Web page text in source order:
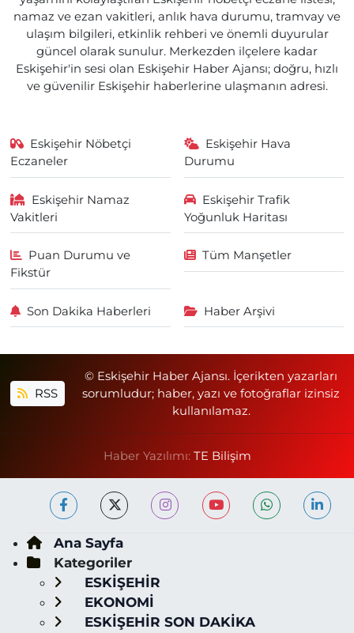
namaz ve ezan vakitleri, anlık hava durumu, tramvay ve
ulaşım bilgileri, etkinlik rehberi ve önemli duyurular
güncel olarak sunulur. Merkezden ilçelere kadar
Eskişehir'in sesi olan Eskişehir Haber Ajansı; doğru, hızlı
ve güvenilir Eskişehir haberlerine ulaşmanın adresi.
Eskişehir Nöbetçi
Eczaneler
Eskişehir Hava
Durumu
Eskişehir Namaz
Vakitleri
Eskişehir Trafik
Yoğunluk Haritası
Puan Durumu ve
Fikstür
Tüm Manşetler
Son Dakika Haberleri Haber Arşivi
RSS
© Eskişehir Haber Ajansı. İçerikten yazarları
sorumludur; haber, yazı ve fotoğraflar izinsiz
kullanılamaz.
Haber Yazılımı: TE Bilişim
Ana Sayfa
Kategoriler
ESKİŞEHİR
EKONOMİ
ESKİŞEHİR SON DAKİKA